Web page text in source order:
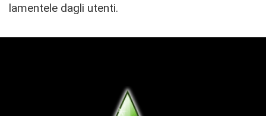
lamentele dagli utenti.